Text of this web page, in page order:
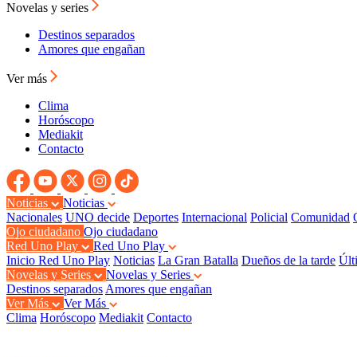
Novelas y series
Destinos separados
Amores que engañan
Ver más
Clima
Horóscopo
Mediakit
Contacto
Noticias
Noticias
Nacionales UNO decide Deportes Internacional Policial Comunidad
Ojo ciudadano Ojo ciudadano
Red Uno Play
Red Uno Play
Inicio Red Uno Play Noticias La Gran Batalla Dueños de la tarde
Novelas y Series
Novelas y Series
Destinos separados Amores que engañan
Ver Más
Ver Más
Clima Horóscopo Mediakit Contacto